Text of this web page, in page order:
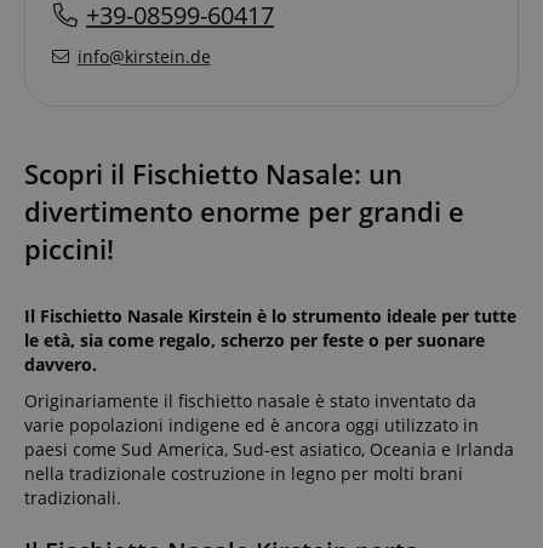
+39-08599-60417
info@kirstein.de
Scopri il Fischietto Nasale: un
divertimento enorme per grandi e
piccini!
Il Fischietto Nasale Kirstein è lo strumento ideale per tutte
le età, sia come regalo, scherzo per feste o per suonare
davvero.
Originariamente il fischietto nasale è stato inventato da
varie popolazioni indigene ed è ancora oggi utilizzato in
paesi come Sud America, Sud-est asiatico, Oceania e Irlanda
nella tradizionale costruzione in legno per molti brani
tradizionali.